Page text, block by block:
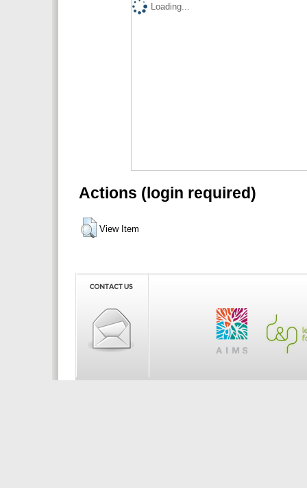
Loading...
Actions (login required)
View Item